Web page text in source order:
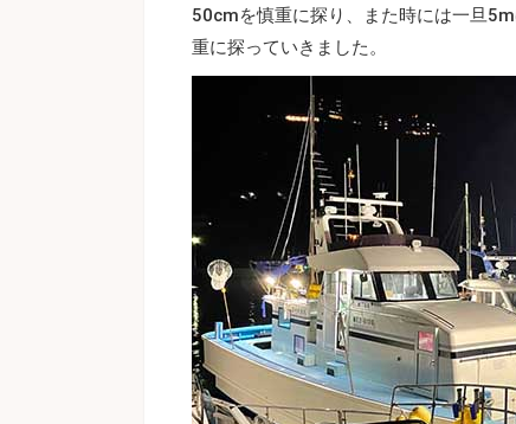
50cmを慎重に探り、また時には一旦
重に探っていきました。